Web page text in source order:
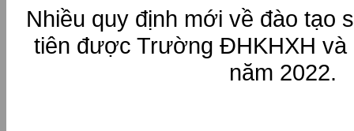
Nhiều quy định mới về đào tạo
tiên được Trường ĐHKHXH và
năm 2022.